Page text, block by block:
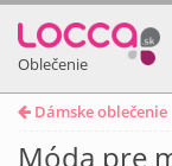
Oblečenie
Dámske oblečenie
Móda pre